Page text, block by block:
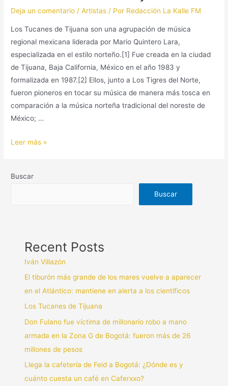
Deja un comentario /Artistas / Por Redacción La Kalle FM
Los Tucanes de Tijuana son una agrupación de música
regional mexicana liderada por Mario Quintero Lara,
especializada en el estilo norteño.[1] Fue creada en la ciudad
de Tijuana, Baja California, México en el año 1983 y
formalizada en 1987.[2] Ellos, junto a Los Tigres del Norte,
fueron pioneros en tocar su música de manera más tosca en
comparación a la música norteña tradicional del noreste de
México; …
Leer más »
Buscar
Buscar
Recent Posts
Iván Villazón
El tiburón más grande de los mares vuelve a aparecer
en el Atlántico: mantiene en alerta a los científicos
Los Tucanes de Tijuana
Don Fulano fue víctima de millonario robo a mano
armada en la Zona G de Bogotá: fueron más de 26
millones de pesos
Llega la cafetería de Feid a Bogotá: ¿Dónde es y
cuánto cuesta un café en Caferxxo?